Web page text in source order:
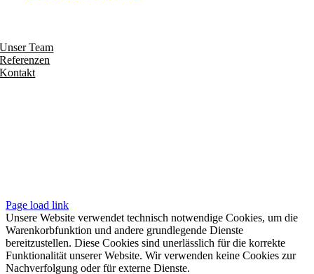
Unser Team
Referenzen
Kontakt
Page load link
Unsere Website verwendet technisch notwendige Cookies, um die
Warenkorbfunktion und andere grundlegende Dienste
bereitzustellen. Diese Cookies sind unerlässlich für die korrekte
Funktionalität unserer Website. Wir verwenden keine Cookies zur
Nachverfolgung oder für externe Dienste.